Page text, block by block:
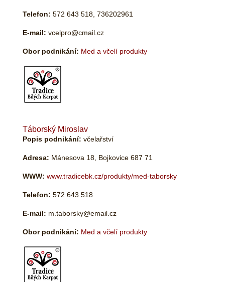
Telefon: 572 643 518, 736202961
E-mail: vcelpro@cmail.cz
Obor podnikání: Med a včelí produkty
Táborský Miroslav
Popis podnikání: včelařství
Adresa: Mánesova 18, Bojkovice 687 71
WWW: www.tradicebk.cz/produkty/med-taborsky
Telefon: 572 643 518
E-mail: m.taborsky@email.cz
Obor podnikání: Med a včelí produkty